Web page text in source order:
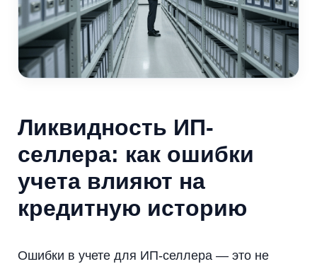
Ликвидность ИП-
селлера: как ошибки
учета влияют на
кредитную историю
Ошибки в учете для ИП-селлера — это не